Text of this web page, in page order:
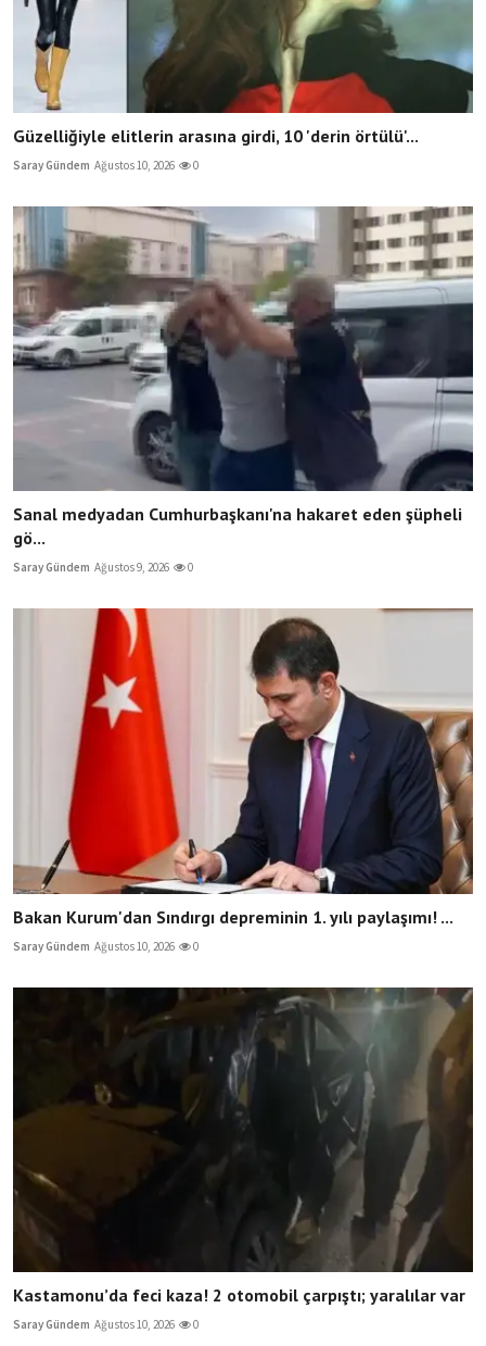
Güzelliğiyle elitlerin arasına girdi, 10 'derin örtülü'...
Saray Gündem Ağustos 10, 2026 0
Sanal medyadan Cumhurbaşkanı'na hakaret eden şüpheli
gö...
Saray Gündem Ağustos 9, 2026 0
Bakan Kurum'dan Sındırgı depreminin 1. yılı paylaşımı! ...
Saray Gündem Ağustos 10, 2026 0
Kastamonu’da feci kaza! 2 otomobil çarpıştı; yaralılar var
Saray Gündem Ağustos 10, 2026 0